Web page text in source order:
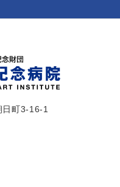
日町3-16-1